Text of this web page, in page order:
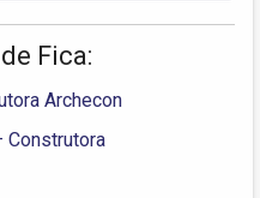
Fica:
Archecon
Construtora